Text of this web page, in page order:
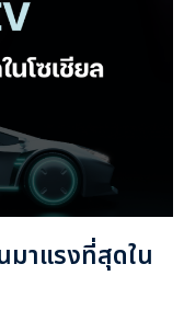
มาแรงที่สุดใน